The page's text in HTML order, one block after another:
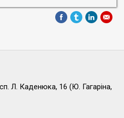
Л. Каденюка, 16 (Ю. Гагаріна,